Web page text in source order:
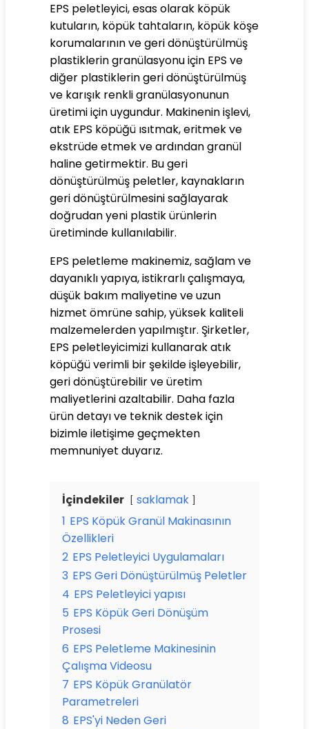
EPS peletleyici, esas olarak köpük
kutuların, köpük tahtaların, köpük köşe
korumalarının ve geri dönüştürülmüş
plastiklerin granülasyonu için EPS ve
diğer plastiklerin geri dönüştürülmüş
ve karışık renkli granülasyonunun
üretimi için uygundur. Makinenin işlevi,
atık EPS köpüğü ısıtmak, eritmek ve
ekstrüde etmek ve ardından granül
haline getirmektir. Bu geri
dönüştürülmüş peletler, kaynakların
geri dönüştürülmesini sağlayarak
doğrudan yeni plastik ürünlerin
üretiminde kullanılabilir.
EPS peletleme makinemiz, sağlam ve
dayanıklı yapıya, istikrarlı çalışmaya,
düşük bakım maliyetine ve uzun
hizmet ömrüne sahip, yüksek kaliteli
malzemelerden yapılmıştır. Şirketler,
EPS peletleyicimizi kullanarak atık
köpüğü verimli bir şekilde işleyebilir,
geri dönüştürebilir ve üretim
maliyetlerini azaltabilir. Daha fazla
ürün detayı ve teknik destek için
bizimle iletişime geçmekten
memnuniyet duyarız.
İçindekiler
saklamak
1 EPS Köpük Granül Makinasının
Özellikleri
2 EPS Peletleyici Uygulamaları
3 EPS Geri Dönüştürülmüş Peletler
4 EPS Peletleyici yapısı
5 EPS Köpük Geri Dönüşüm
Prosesi
6 EPS Peletleme Makinesinin
Çalışma Videosu
7 EPS Köpük Granülatör
Parametreleri
8 EPS'yi Neden Geri